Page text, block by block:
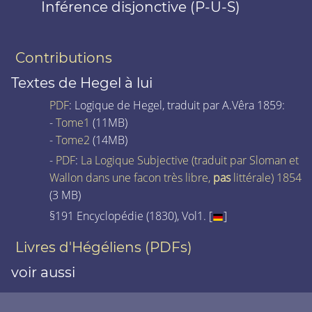
Inférence disjonctive (P-U-S)
Contributions
Textes de Hegel à lui
PDF: Logique de Hegel, traduit par A.Vêra 1859:
-Tome1 (11MB)
-Tome2 (14MB)
- PDF: La Logique Subjective (traduit par Sloman et
Wallon dans une facon très libre, paslittérale) 1854
(3 MB)
§191 Encyclopédie (1830), Vol1. [
]
Livres d'Hégéliens (PDFs)
voir aussi